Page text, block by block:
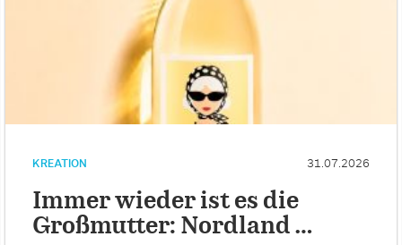
KREATION 31.07.2026
Immer wieder ist es die
Großmutter: Nordland …